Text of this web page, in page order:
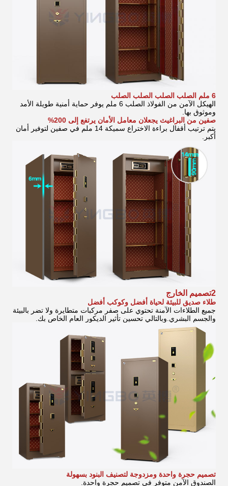
6 ملم الصلب الصلب الصلب الصلب
الهيكل الآمن من الفولاذ الصلب 6 ملم يوفر حماية أمنية طويلة الأمد
وموثوق بها.
صفين من البراغيث يجعلان معامل الأمان يرتفع إلى 200%
يتم ترتيب أقفال براءة الاختراع سميكة 14 ملم في صفين لتوفير أمان
أكبر.
2تصميم الخارج
طلاء صديق للبيئة لحياة أفضل وكوكب أفضل
جميع الطلاءات الآمنة تحتوي على صفر مركبات متطايرة ولا تضر بالبيئة
والجسم البشري.وبالتالي تحسين تأثير الديكور العام الخاص بك.
تصميم حجرة واحدة ومزدوجة لتصنيف البنود بسهولة
الصندوق الآمن متوفر في تصميم حجرة واحدة.